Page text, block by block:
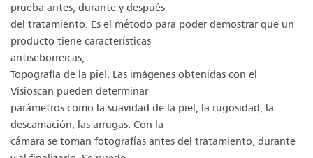
prueba antes, durante y después
del tratamiento. Es el método para poder demostrar que un
producto tiene características
antiseborreicas,
Topografía de la piel. Las imágenes obtenidas con el
Visioscan pueden determinar
parámetros como la suavidad de la piel, la rugosidad, la
descamación, las arrugas. Con la
cámara se toman fotografías antes del tratamiento, durante